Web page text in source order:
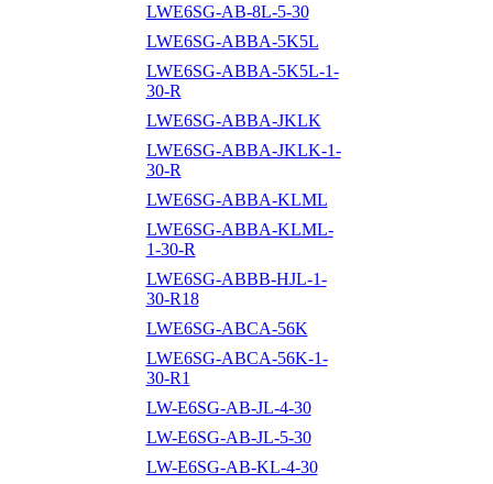
LWE6SG-AB-8L-5-30
LWE6SG-ABBA-5K5L
LWE6SG-ABBA-5K5L-1-
30-R
LWE6SG-ABBA-JKLK
LWE6SG-ABBA-JKLK-1-
30-R
LWE6SG-ABBA-KLML
LWE6SG-ABBA-KLML-
1-30-R
LWE6SG-ABBB-HJL-1-
30-R18
LWE6SG-ABCA-56K
LWE6SG-ABCA-56K-1-
30-R1
LW-E6SG-AB-JL-4-30
LW-E6SG-AB-JL-5-30
LW-E6SG-AB-KL-4-30